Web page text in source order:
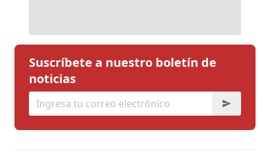
Suscríbete a nuestro boletín de
noticias